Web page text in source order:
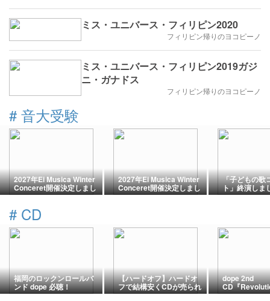
ミス・ユニバース・フィリピン2020
フィリピン帰りのヨコピーノ
ミス・ユニバース・フィリピン2019ガジ
ニ・ガナドス
フィリピン帰りのヨコピーノ
# 音大受験
2027年Ei Musica Winter
Conceret開催決定しまし
た。
2027年Ei Musica Winter
Conceret開催決定しまし
た。
「子どもの歌
ト」終演しま
# CD
福岡のロックンロールバ
ンド dope 必聴！
【ハードオフ】ハードオ
フで結構安くCDが売られ
ていて仰天した話。
dope 2nd
CD『
ス